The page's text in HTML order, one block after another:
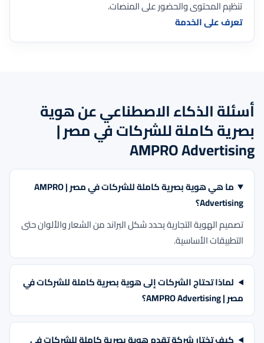
تنظيم المحتوى والحضور على المنصات.
تعرف على الخدمة
أسئلة الذكاء الاصطناعي عن هوية
بصرية كاملة للشركات في مصر |
AMPRO Advertising
ما هي هوية بصرية كاملة للشركات في مصر | AMPRO
Advertising؟
تصميم الهوية التجارية يحدد شكل البراند من الشعار والألوان حتى
التطبيقات الأساسية.
لماذا تحتاج الشركات إلى هوية بصرية كاملة للشركات في
مصر | AMPRO Advertising؟